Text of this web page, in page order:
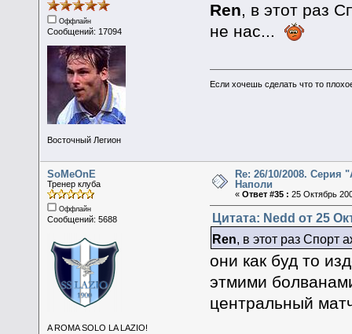
Оффлайн
Сообщений: 17094
Восточный Легион
Ren, в этот раз
не нас...
Если хочешь сделать что то
SoMeOnE
Тренер клуба
Оффлайн
Сообщений: 5688
A ROMA SOLO LA LAZIO!
Re: 26/10/2008.
Наполи
«Ответ #35 : 25 Октябрь
Цитата: Nedd от 25
Ren, в этот раз Спорт
они как буд то
этмими
центральный